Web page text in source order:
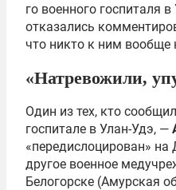
го военного госпиталя
отказались
что никто к ним вообще
«Натревожили,
Один из тех, кто
госпитале в Улан-Удэ, —
«передислоцирован»
другое военное
Белогорске (Амурская